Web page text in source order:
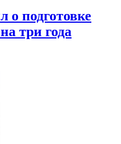
о подготовке
три года